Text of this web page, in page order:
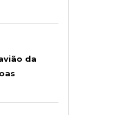
da